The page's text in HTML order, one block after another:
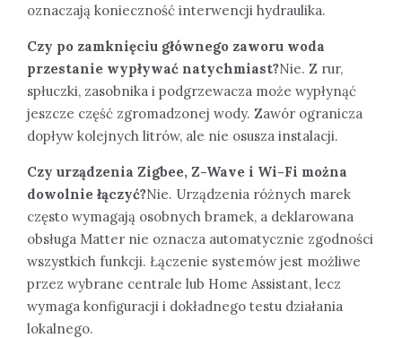
oznaczają konieczność interwencji hydraulika.
Czy po zamknięciu głównego zaworu woda
przestanie wypływać natychmiast?Nie. Z rur,
spłuczki, zasobnika i podgrzewacza może wypłynąć
jeszcze część zgromadzonej wody. Zawór ogranicza
dopływ kolejnych litrów, ale nie osusza instalacji.
Czy urządzenia Zigbee, Z-Wave i Wi-Fi można
dowolnie łączyć?Nie. Urządzenia różnych marek
często wymagają osobnych bramek, a deklarowana
obsługa Matter nie oznacza automatycznie zgodności
wszystkich funkcji. Łączenie systemów jest możliwe
przez wybrane centrale lub Home Assistant, lecz
wymaga konfiguracji i dokładnego testu działania
lokalnego.